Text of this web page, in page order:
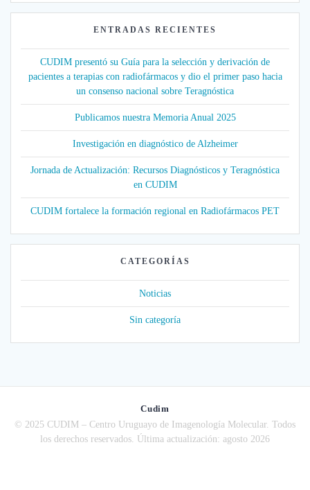
ENTRADAS RECIENTES
CUDIM presentó su Guía para la selección y derivación de
pacientes a terapias con radiofármacos y dio el primer paso hacia
un consenso nacional sobre Teragnóstica
Publicamos nuestra Memoria Anual 2025
Investigación en diagnóstico de Alzheimer
Jornada de Actualización: Recursos Diagnósticos y Teragnóstica
en CUDIM
CUDIM fortalece la formación regional en Radiofármacos PET
CATEGORÍAS
Noticias
Sin categoría
Cudim
© 2025 CUDIM – Centro Uruguayo de Imagenología Molecular. Todos
los derechos reservados. Última actualización: agosto 2026